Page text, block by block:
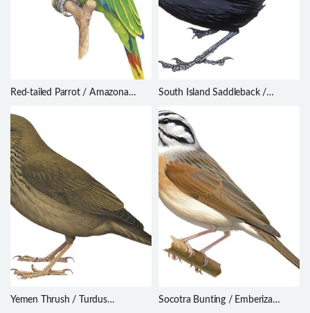
Red-tailed Parrot / Amazona
South Island Saddleback /
Yemen Thrush / Turdus
Socotra Bunting / Emberiza